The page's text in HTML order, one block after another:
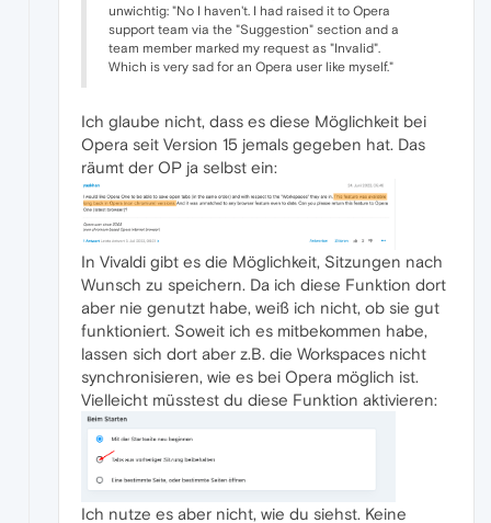
unwichtig: "No I haven't. I had raised it to Opera
support team via the "Suggestion" section and a
team member marked my request as "Invalid".
Which is very sad for an Opera user like myself."
Ich glaube nicht, dass es diese Möglichkeit bei
Opera seit Version 15 jemals gegeben hat. Das
räumt der OP ja selbst ein:
In Vivaldi gibt es die Möglichkeit, Sitzungen nach
Wunsch zu speichern. Da ich diese Funktion dort
aber nie genutzt habe, weiß ich nicht, ob sie gut
funktioniert. Soweit ich es mitbekommen habe,
lassen sich dort aber z.B. die Workspaces nicht
synchronisieren, wie es bei Opera möglich ist.
Vielleicht müsstest du diese Funktion aktivieren:
Ich nutze es aber nicht, wie du siehst. Keine